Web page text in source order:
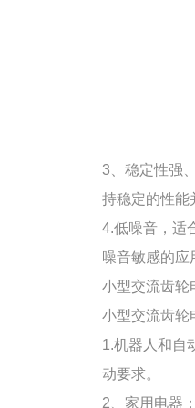
3、稳定性强
持稳定的性能
4.低噪音，适
噪音敏感的应
小型交流齿轮
小型交流齿轮
1.机器人和自
动要求。
2、家用电器